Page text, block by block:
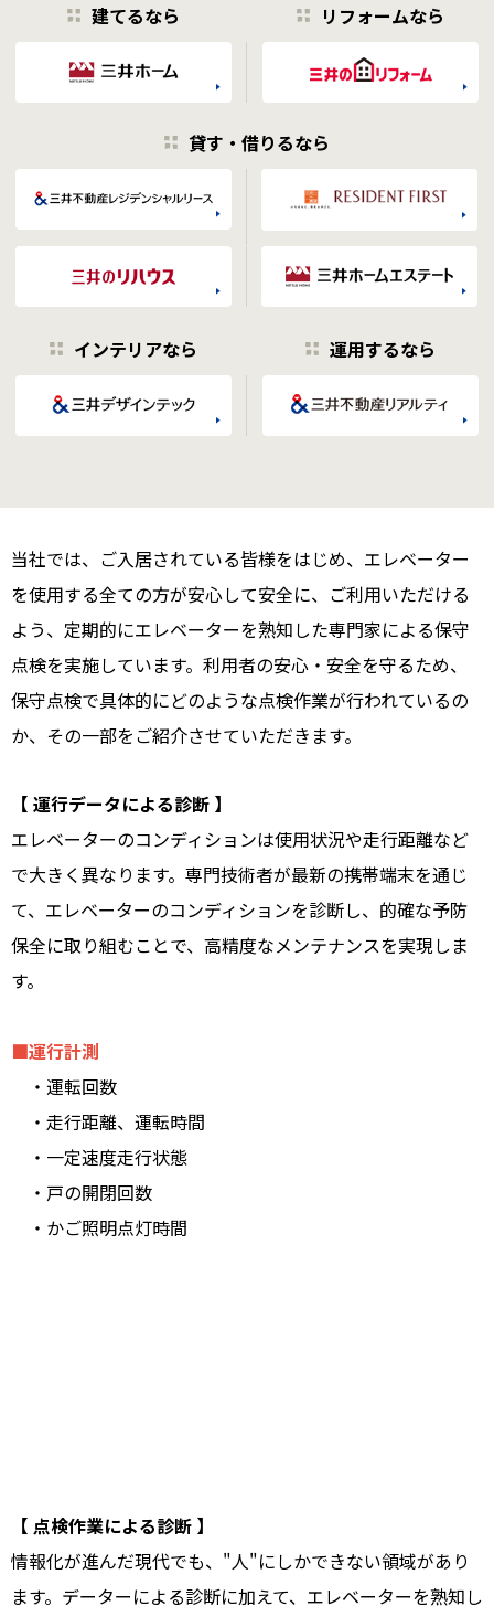
建てるなら リフォームなら
貸す・借りるなら
インテリアなら 運用するなら
当社では、ご入居されている皆様をはじめ、エレベーター
を使用する全ての方が安心して安全に、ご利用いただける
よう、定期的にエレベーターを熟知した専門家による保守
点検を実施しています。利用者の安心・安全を守るため、
保守点検で具体的にどのような点検作業が行われているの
か、その一部をご紹介させていただきます。
【 運行データによる診断 】
エレベーターのコンディションは使用状況や走行距離など
で大きく異なります。専門技術者が最新の携帯端末を通じ
て、エレベーターのコンディションを診断し、的確な予防
保全に取り組むことで、高精度なメンテナンスを実現しま
す。
■運行計測
・運転回数
・走行距離、運転時間
・一定速度走行状態
・戸の開閉回数
・かご照明点灯時間
【 点検作業による診断 】
情報化が進んだ現代でも、"人"にしかできない領域があり
ます。データーによる診断に加えて、エレベーターを熟知し